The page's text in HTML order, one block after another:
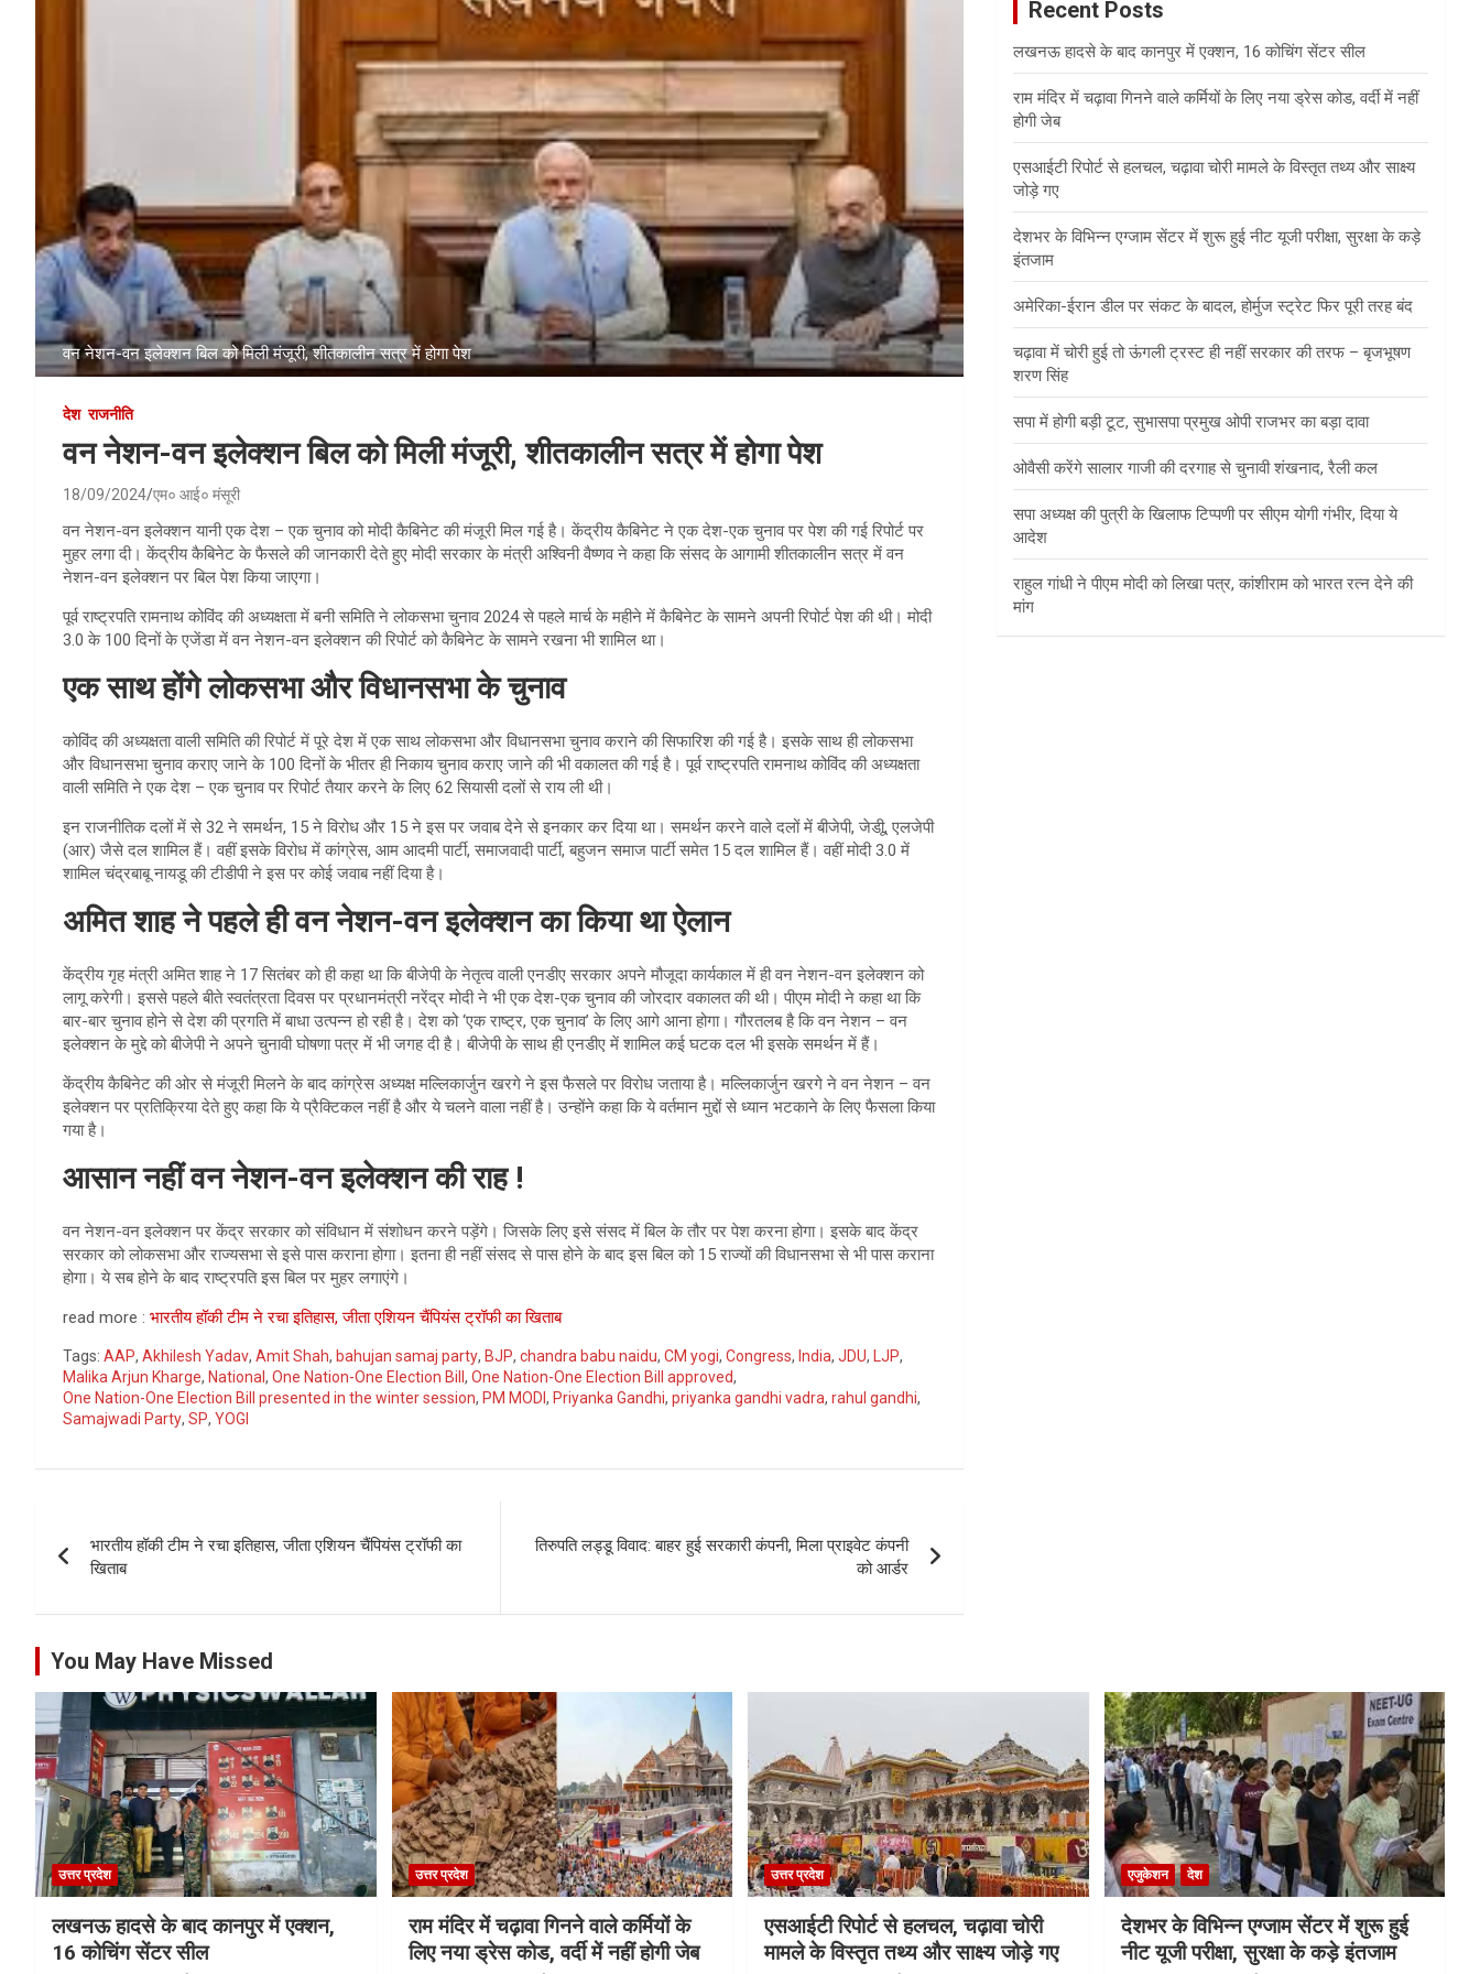
वन नेशन-वन इलेक्शन बिल को मिली मंजूरी, शीतकालीन सत्र में होगा पेश
देश राजनीति
वन नेशन-वन इलेक्शन बिल को मिली मंजूरी, शीतकालीन सत्र में होगा पेश
18/09/2024 एम० आई० मंसूरी
वन नेशन-वन इलेक्शन यानी एक देश – एक चुनाव को मोदी कैबिनेट की मंजूरी मिल गई है। केंद्रीय कैबिनेट ने एक देश-एक चुनाव पर पेश की गई रिपोर्ट पर
मुहर लगा दी। केंद्रीय कैबिनेट के फैसले की जानकारी देते हुए मोदी सरकार के मंत्री अश्विनी वैष्णव ने कहा कि संसद के आगामी शीतकालीन सत्र में वन
नेशन-वन इलेक्शन पर बिल पेश किया जाएगा।
पूर्व राष्ट्रपति रामनाथ कोविंद की अध्यक्षता में बनी समिति ने लोकसभा चुनाव 2024 से पहले मार्च के महीने में कैबिनेट के सामने अपनी रिपोर्ट पेश की थी। मोदी
3.0 के 100 दिनों के एजेंडा में वन नेशन-वन इलेक्शन की रिपोर्ट को कैबिनेट के सामने रखना भी शामिल था।
एक साथ होंगे लोकसभा और विधानसभा के चुनाव
कोविंद की अध्यक्षता वाली समिति की रिपोर्ट में पूरे देश में एक साथ लोकसभा और विधानसभा चुनाव कराने की सिफारिश की गई है। इसके साथ ही लोकसभा
और विधानसभा चुनाव कराए जाने के 100 दिनों के भीतर ही निकाय चुनाव कराए जाने की भी वकालत की गई है। पूर्व राष्ट्रपति रामनाथ कोविंद की अध्यक्षता
वाली समिति ने एक देश – एक चुनाव पर रिपोर्ट तैयार करने के लिए 62 सियासी दलों से राय ली थी।
इन राजनीतिक दलों में से 32 ने समर्थन, 15 ने विरोध और 15 ने इस पर जवाब देने से इनकार कर दिया था। समर्थन करने वाले दलों में बीजेपी, जेडीू, एलजेपी
(आर) जैसे दल शामिल हैं। वहीं इसके विरोध में कांग्रेस, आम आदमी पार्टी, समाजवादी पार्टी, बहुजन समाज पार्टी समेत 15 दल शामिल हैं। वहीं मोदी 3.0 में
शामिल चंद्रबाबू नायडू की टीडीपी ने इस पर कोई जवाब नहीं दिया है।
अमित शाह ने पहले ही वन नेशन-वन इलेक्शन का किया था ऐलान
केंद्रीय गृह मंत्री अमित शाह ने 17 सितंबर को ही कहा था कि बीजेपी के नेतृत्व वाली एनडीए सरकार अपने मौजूदा कार्यकाल में ही वन नेशन-वन इलेक्शन को
लागू करेगी। इससे पहले बीते स्वतंंत्रता दिवस पर प्रधानमंत्री नरेंद्र मोदी ने भी एक देश-एक चुनाव की जोरदार वकालत की थी। पीएम मोदी ने कहा था कि
बार-बार चुनाव होने से देश की प्रगति में बाधा उत्पन्न हो रही है। देश को ‘एक राष्ट्र, एक चुनाव’ के लिए आगे आना होगा। गौरतलब है कि वन नेशन – वन
इलेक्शन के मुद्दे को बीजेपी ने अपने चुनावी घोषणा पत्र में भी जगह दी है। बीजेपी के साथ ही एनडीए में शामिल कई घटक दल भी इसके समर्थन में हैं।
केंद्रीय कैबिनेट की ओर से मंजूरी मिलने के बाद कांग्रेस अध्यक्ष मल्लिकार्जुन खरगे ने इस फैसले पर विरोध जताया है। मल्लिकार्जुन खरगे ने वन नेशन – वन
इलेक्शन पर प्रतिक्रिया देते हुए कहा कि ये प्रैक्टिकल नहीं है और ये चलने वाला नहीं है। उन्होंने कहा कि ये वर्तमान मुद्दों से ध्यान भटकाने के लिए फैसला किया
गया है।
आसान नहीं वन नेशन-वन इलेक्शन की राह !
वन नेशन-वन इलेक्शन पर केंद्र सरकार को संविधान में संशोधन करने पड़ेंगे। जिसके लिए इसे संसद में बिल के तौर पर पेश करना होगा। इसके बाद केंद्र
सरकार को लोकसभा और राज्यसभा से इसे पास कराना होगा। इतना ही नहीं संसद से पास होने के बाद इस बिल को 15 राज्यों की विधानसभा से भी पास कराना
होगा। ये सब होने के बाद राष्ट्रपति इस बिल पर मुहर लगाएंगे।
read more : भारतीय हॉकी टीम ने रचा इतिहास, जीता एशियन चैंपियंस ट्रॉफी का खिताब
Tags: AAP, Akhilesh Yadav, Amit Shah, bahujan samaj party, BJP, chandra babu naidu, CM yogi, Congress, India, JDU, LJP,
Malika Arjun Kharge, National , One Nation-One Election Bill , One Nation-One Election Bill approved,
One Nation-One Election Bill presented in the winter session, PM MODI , Priyanka Gandhi, priyanka gandhi vadra, rahul gandhi,
Samajwadi Party, SP, YOGI
navigation
भारतीय हॉकी टीम ने रचा इतिहास, जीता एशियन चैंपियंस ट्रॉफी का
खिताब
तिरुपति लड्डू विवाद: बाहर हुई सरकारी कंपनी, मिला प्राइवेट कंपनी
को आर्डर
Recent Posts
लखनऊ हादसे के बाद कानपुर में एक्शन, 16 कोचिंग सेंटर सील
राम मंदिर में चढ़ावा गिनने वाले कर्मियों के लिए नया ड्रेस कोड, वर्दी में नहीं
होगी जेब
एसआईटी रिपोर्ट से हलचल, चढ़ावा चोरी मामले के विस्तृत तथ्य और साक्ष्य
जोड़े गए
देशभर के विभिन्न एग्जाम सेंटर में शुरू हुई नीट यूजी परीक्षा, सुरक्षा के कड़े
इंतजाम
अमेरिका-ईरान डील पर संकट के बादल, होर्मुज स्ट्रेट फिर पूरी तरह बंद
चढ़ावा में चोरी हुई तो ऊंगली ट्रस्ट ही नहीं सरकार की तरफ – बृजभूषण
शरण सिंह
सपा में होगी बड़ी टूट, सुभासपा प्रमुख ओपी राजभर का बड़ा दावा
ओवैसी करेंगे सालार गाजी की दरगाह से चुनावी शंखनाद, रैली कल
सपा अध्यक्ष की पुत्री के खिलाफ टिप्पणी पर सीएम योगी गंभीर, दिया ये
आदेश
राहुल गांधी ने पीएम मोदी को लिखा पत्र, कांशीराम को भारत रत्न देने की
मांग
You May Have Missed
उत्तर प्रदेश
लखनऊ हादसे के बाद कानपुर में एक्शन,
16 कोचिंग सेंटर सील
उत्तर प्रदेश
राम मंदिर में चढ़ावा गिनने वाले कर्मियों के
लिए नया ड्रेस कोड, वर्दी में नहीं होगी जेब
उत्तर प्रदेश
एसआईटी रिपोर्ट से हलचल, चढ़ावा चोरी
मामले के विस्तृत तथ्य और साक्ष्य जोड़े गए
एजुकेशन देश
देशभर के विभिन्न एग्जाम सेंटर में शुरू हुई
नीट यूजी परीक्षा, सुरक्षा के कड़े इंतजाम